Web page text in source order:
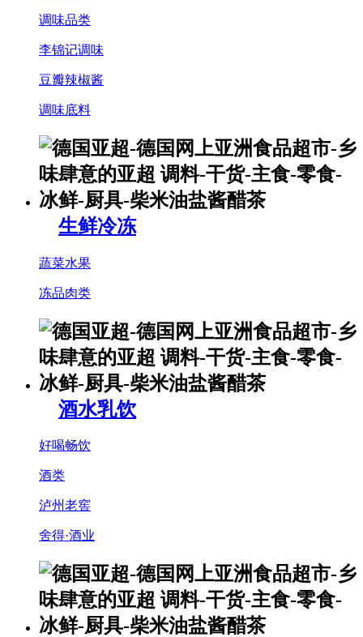
调味品类
李锦记调味
豆瓣辣椒酱
调味底料
生鲜冷冻
蔬菜水果
冻品肉类
酒水乳饮
好喝畅饮
酒类
泸州老窖
舍得·酒业